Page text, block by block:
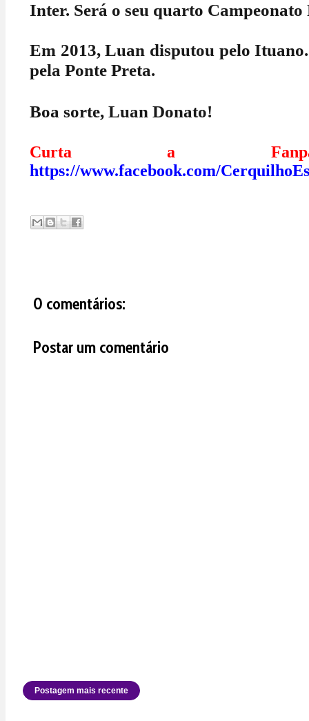
Inter. Será o seu quarto Campeonato
Em 2013, Luan disputou pelo
pela Ponte Preta.
Boa sorte, Luan Donato!
Curta a
https://www.facebook.com/
0 comentários:
Postar um comentário
Postagem mais recente